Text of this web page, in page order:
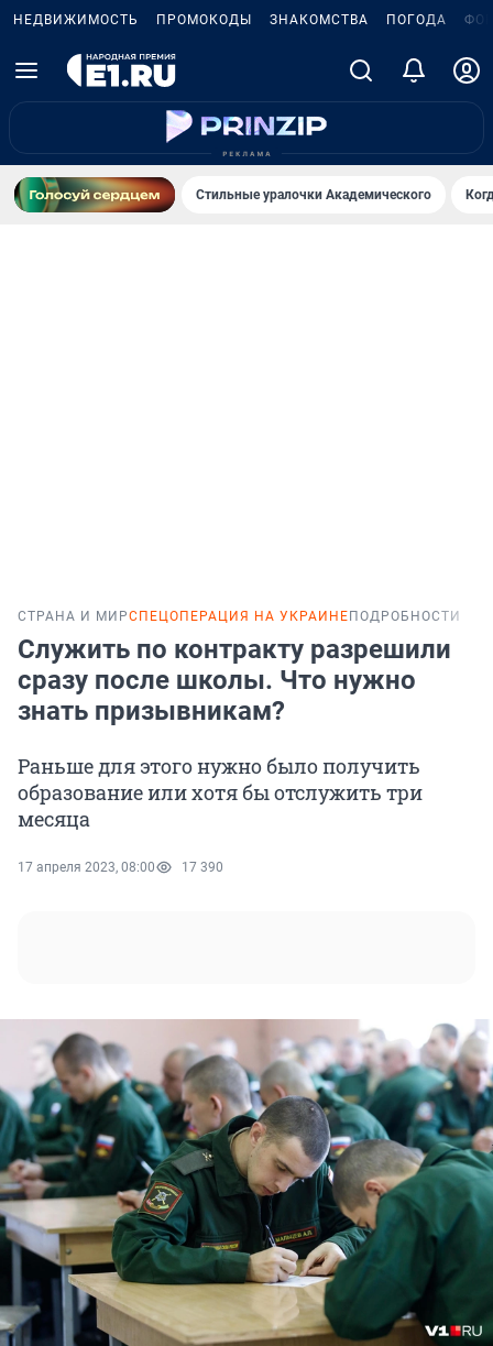
НЕДВИЖИМОСТЬ ПРОМОКОДЫ ЗНАКОМСТВА ПОГОДА
Стильные уралочки Академического
СТРАНА И МИРСПЕЦОПЕРАЦИЯ НА УКРАИНЕ ПОДРОБНОСТИ
Служить по контракту разрешили
сразу после школы. Что нужно
знать призывникам?
Раньше для этого нужно было получить
образование или хотя бы отслужить три
месяца
17 апреля 2023, 08:00 17 390